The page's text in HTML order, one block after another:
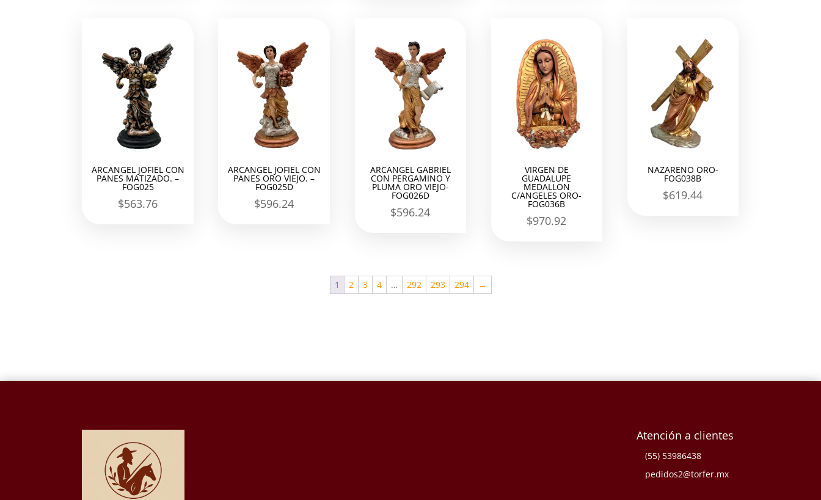
ARCANGEL JOFIEL CON
PANES MATIZADO. –
FOG025
$563.76
ARCANGEL JOFIEL CON
PANES ORO VIEJO. –
FOG025D
$596.24
ARCANGEL GABRIEL
CON PERGAMINO Y
PLUMA ORO VIEJO-
FOG026D
$596.24
VIRGEN DE
GUADALUPE
MEDALLON
C/ANGELES ORO-
FOG036B
$970.92
NAZARENO ORO-
FOG038B
$619.44
1 2 3 4 … 292 293 294 →
Atención a clientes
(55) 53986438
pedidos2@torfer.mx